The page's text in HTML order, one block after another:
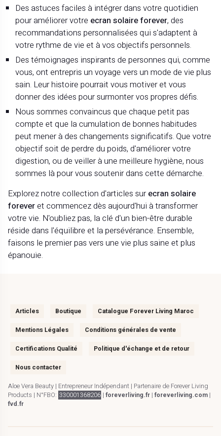
Des astuces faciles à intégrer dans votre quotidien
pour améliorer votre ecran solaire forever, des
recommandations personnalisées qui s'adaptent à
votre rythme de vie et à vos objectifs personnels.
Des témoignages inspirants de personnes qui, comme
vous, ont entrepris un voyage vers un mode de vie plus
sain. Leur histoire pourrait vous motiver et vous
donner des idées pour surmonter vos propres défis.
Nous sommes convaincus que chaque petit pas
compte et que la cumulation de bonnes habitudes
peut mener à des changements significatifs. Que votre
objectif soit de perdre du poids, d'améliorer votre
digestion, ou de veiller à une meilleure hygiène, nous
sommes là pour vous soutenir dans cette démarche.
Explorez notre collection d'articles sur ecran solaire
foreveret commencez dès aujourd'hui à transformer
votre vie. N'oubliez pas, la clé d'un bien-être durable
réside dans l'équilibre et la persévérance. Ensemble,
faisons le premier pas vers une vie plus saine et plus
épanouie.
Articles Boutique Catalogue Forever Living Maroc
Mentions Légales Conditions générales de vente
Certifications Qualité Politique d'échange et de retour
Nous contacter
Aloe Vera Beauty | Entrepreneur Indépendant | Partenaire de Forever Living
Products | N°FBO: 330001368206 | foreverliving.fr| foreverliving.com|
fvd.fr